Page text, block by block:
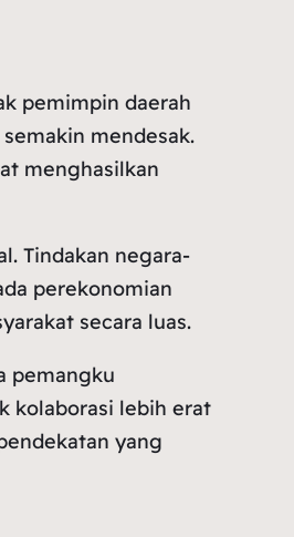
pemimpin daerah
mendesak.
menghasilkan
Tindakan negara-
perekonomian
secara luas.
pemangku
kolaborasi lebih erat
yang